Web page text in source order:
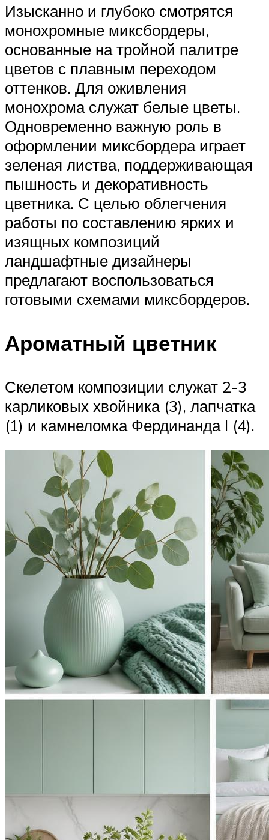
Изысканно и глубоко смотрятся
монохромные миксбордеры,
основанные на тройной палитре
цветов с плавным переходом
оттенков. Для оживления
монохрома служат белые цветы.
Одновременно важную роль в
оформлении миксбордера играет
зеленая листва, поддерживающая
пышность и декоративность
цветника. С целью облегчения
работы по составлению ярких и
изящных композиций
ландшафтные дизайнеры
предлагают воспользоваться
готовыми схемами миксбордеров.
Ароматный цветник
Скелетом композиции служат 2-3
карликовых хвойника (3), лапчатка
(1) и камнеломка Фердинанда I (4).